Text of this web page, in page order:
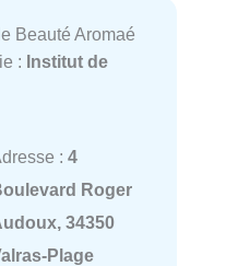
Beauté Aromaé
: Institut de
: 4
Roger
34350
Plage